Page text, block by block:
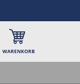
WARENKORB